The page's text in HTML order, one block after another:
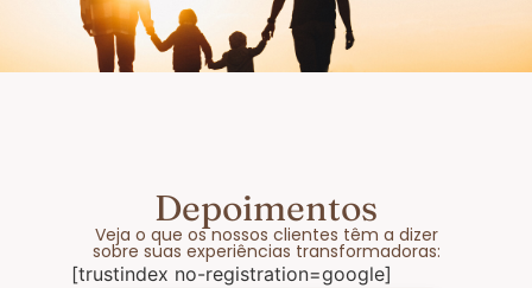
Depoimentos
Veja o que os nossos clientes têm a dizer
sobre suas experiências transformadoras:
[trustindex no-registration=google]